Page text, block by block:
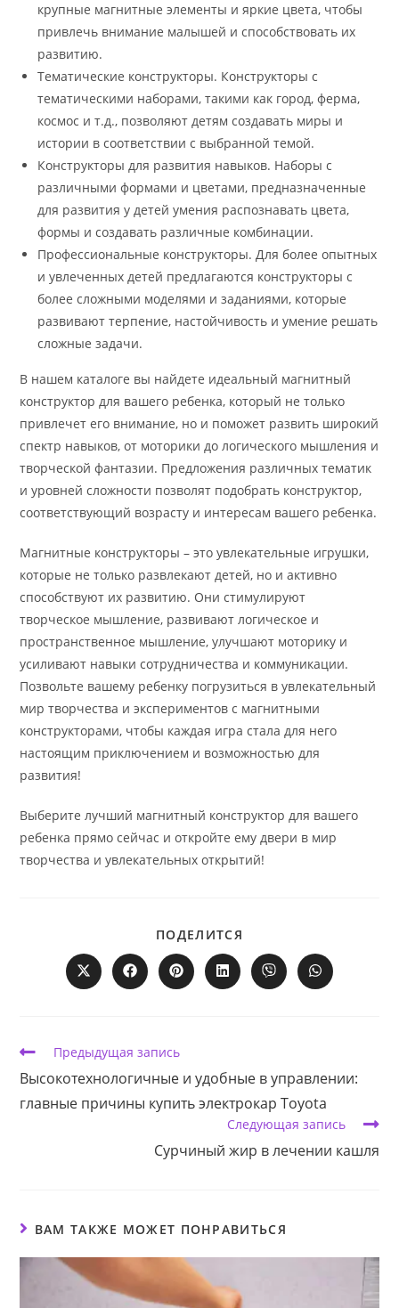
крупные магнитные элементы и яркие цвета, чтобы
привлечь внимание малышей и способствовать их
развитию.
Тематические конструкторы. Конструкторы с
тематическими наборами, такими как город, ферма,
космос и т.д., позволяют детям создавать миры и
истории в соответствии с выбранной темой.
Конструкторы для развития навыков. Наборы с
различными формами и цветами, предназначенные
для развития у детей умения распознавать цвета,
формы и создавать различные комбинации.
Профессиональные конструкторы. Для более опытных
и увлеченных детей предлагаются конструкторы с
более сложными моделями и заданиями, которые
развивают терпение, настойчивость и умение решать
сложные задачи.
В нашем каталоге вы найдете идеальный магнитный
конструктор для вашего ребенка, который не только
привлечет его внимание, но и поможет развить широкий
спектр навыков, от моторики до логического мышления и
творческой фантазии. Предложения различных тематик
и уровней сложности позволят подобрать конструктор,
соответствующий возрасту и интересам вашего ребенка.
Магнитные конструкторы – это увлекательные игрушки,
которые не только развлекают детей, но и активно
способствуют их развитию. Они стимулируют
творческое мышление, развивают логическое и
пространственное мышление, улучшают моторику и
усиливают навыки сотрудничества и коммуникации.
Позвольте вашему ребенку погрузиться в увлекательный
мир творчества и экспериментов с магнитными
конструкторами, чтобы каждая игра стала для него
настоящим приключением и возможностью для
развития!
Выберите лучший магнитный конструктор для вашего
ребенка прямо сейчас и откройте ему двери в мир
творчества и увлекательных открытий!
ПОДЕЛИТСЯ
ЭТИМ
КОНТЕНТОМ
Открывается
в
Открывается
в
Открывается
в
Открывается
в
Открывается
в
Открывается
в
Еще
Предыдущая запись
Высокотехнологичные и удобные в управлении:
главные причины купить электрокар Toyota
Следующая запись
Сурчиный жир в лечении кашля
ВАМ ТАКЖЕ МОЖЕТ ПОНРАВИТЬСЯ